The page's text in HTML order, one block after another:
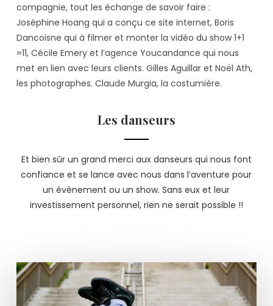
compagnie, tout les échange de savoir faire :
Joséphine Hoang qui a conçu ce site internet, Boris
Dancoisne qui à filmer et monter la vidéo du show 1+1
=11, Cécile Emery et l’agence Youcandance qui nous
met en lien avec leurs clients. Gilles Aguillar et Noël Ath,
les photographes. Claude Murgia, la costumière.
Les danseurs
Et bien sûr un grand merci aux danseurs qui nous font
confiance et se lance avec nous dans l’aventure pour
un évènement ou un show. Sans eux et leur
investissement personnel, rien ne serait possible !!